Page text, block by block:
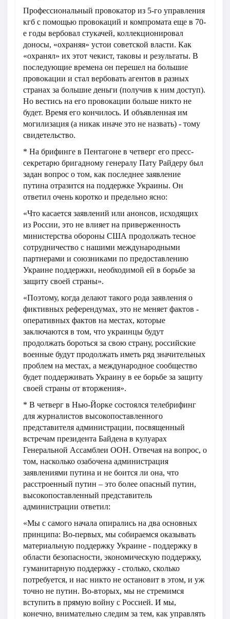
Профессиональный провокатор из 5-го управления
кгб с помощью провокаций и компромата еще в 70-
е годы вербовал стукачей, коллекционировал
доносы, «охраняя» устои советской власти. Как
«охранял» их этот чекист, таковы и результаты. В
последующие времена он перешел на большие
провокации и стал вербовать агентов в разных
странах за большие деньги (получив к ним доступ).
Но вестись на его провокации больше никто не
будет. Время его кончилось. И объявленная им
могилизация (а никак иначе это не назвать) - тому
свидетельство.
* На брифинге в Пентагоне в четверг его пресс-
секретарю бригадному генералу Пату Райдеру был
задан вопрос о том, как последнее заявление
путина отразится на поддержке Украины. Он
ответил очень коротко и предельно ясно:
«Что касается заявлений или анонсов, исходящих
из России, это не влияет на приверженность
министерства обороны США продолжать тесное
сотрудничество с нашими международными
партнерами и союзниками по предоставлению
Украине поддержки, необходимой ей в борьбе за
защиту своей страны».
«Поэтому, когда делают такого рода заявления о
фиктивных референдумах, это не меняет фактов -
оперативных фактов на местах, которые
заключаются в том, что украинцы будут
продолжать бороться за свою страну, российские
военные будут продолжать иметь ряд значительных
проблем на местах, а международное сообщество
будет поддерживать Украину в ее борьбе за защиту
своей страны от вторжения».
* В четверг в Нью-Йорке состоялся телебрифинг
для журналистов высокопоставленного
представителя администрации, посвященный
встречам президента Байдена в кулуарах
Генеральной Ассамблеи ООН. Отвечая на вопрос, о
том, насколько озабочена администрация
заявлениями путина и не боится ли она, что
расстроенный путин – это более опасный путин,
высокопоставленный представитель
администрации ответил:
«Мы с самого начала опирались на два основных
принципа: Во-первых, мы собираемся оказывать
материальную поддержку Украине - поддержку в
области безопасности, экономическую поддержку,
гуманитарную поддержку - столько, сколько
потребуется, и нас никто не остановит в этом, и уж
точно не путин. Во-вторых, мы не стремимся
вступить в прямую войну с Россией. И мы,
конечно, внимательно следим за тем, как управлять